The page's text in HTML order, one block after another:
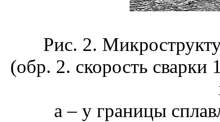
Рис. 2.
(обр. 2. скорость
а – у границы